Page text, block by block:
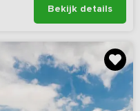
Bekijk details